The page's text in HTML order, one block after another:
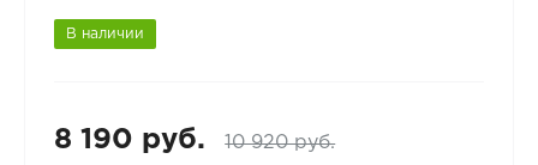
В наличии
8 190 руб. 10 920 руб.